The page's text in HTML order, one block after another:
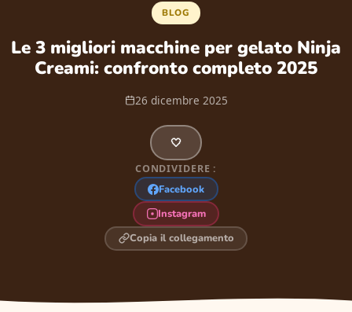
BLOG
Le 3 migliori macchine per gelato Ninja
Creami: confronto completo 2025
26 dicembre 2025
🤍
CONDIVIDERE :
Facebook
Instagram
Copia il collegamento